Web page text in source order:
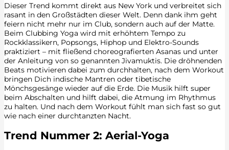
Dieser Trend kommt direkt aus New York und verbreitet sich
rasant in den Großstädten dieser Welt. Denn dank ihm geht
feiern nicht mehr nur im Club, sondern auch auf der Matte.
Beim Clubbing Yoga wird mit erhöhtem Tempo zu
Rockklassikern, Popsongs, Hiphop und Elektro-Sounds
praktiziert – mit fließend choreografierten Asanas und unter
der Anleitung von so genannten Jivamuktis. Die dröhnenden
Beats motivieren dabei zum durchhalten, nach dem Workout
bringen Dich indische Mantren oder tibetische
Mönchsgesänge wieder auf die Erde. Die Musik hilft super
beim Abschalten und hilft dabei, die Atmung im Rhythmus
zu halten. Und nach dem Workout fühlt man sich fast so gut
wie nach einer durchtanzten Nacht.
Trend Nummer 2: Aerial-Yoga